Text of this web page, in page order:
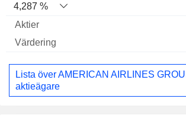
4,287 %
Lista över AMERICAN AIRLINES
aktieägare